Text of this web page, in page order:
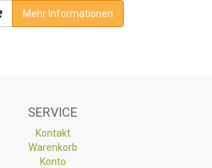
Mehr Informationen
SERVICE
Kontakt
Warenkorb
Konto